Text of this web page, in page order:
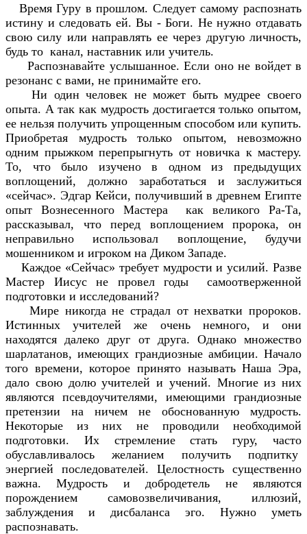
Время Гуру в прошлом. Следует самому распознать
истину и следовать ей. Вы - Боги. Не нужно отдавать
свою силу или направлять ее через другую личность,
будь то канал, наставник или учитель.
Распознавайте услышанное. Если оно не войдет в
резонанс с вами, не принимайте его.
Ни один человек не может быть мудрее своего
опыта. А так как мудрость достигается только опытом,
ее нельзя получить упрощенным способом или купить.
Приобретая мудрость только опытом, невозможно
одним прыжком перепрыгнуть от новичка к мастеру.
То, что было изучено в одном из предыдущих
воплощений, должно заработаться и заслужиться
«сейчас». Эдгар Кейси, получивший в древнем Египте
опыт Вознесенного Мастера как великого Ра-Та,
рассказывал, что перед воплощением пророка, он
неправильно использовал воплощение, будучи
мошенником и игроком на Диком Западе.
Каждое «Сейчас» требует мудрости и усилий. Разве
Мастер Иисус не провел годы самоотверженной
подготовки и исследований?
Мире никогда не страдал от нехватки пророков.
Истинных учителей же очень немного, и они
находятся далеко друг от друга. Однако множество
шарлатанов, имеющих грандиозные амбиции. Начало
того времени, которое принято называть Наша Эра,
дало свою долю учителей и учений. Многие из них
являются псевдоучителями, имеющими грандиозные
претензии на ничем не обоснованную мудрость.
Некоторые из них не проводили необходимой
подготовки. Их стремление стать гуру, часто
обуславливалось желанием получить подпитку
энергией последователей. Целостность существенно
важна. Мудрость и добродетель не являются
порождением самовозвеличивания, иллюзий,
заблуждения и дисбаланса эго. Нужно уметь
распознавать.